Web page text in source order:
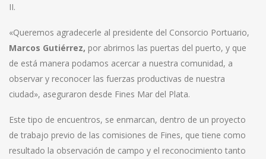
II.
«Queremos agradecerle al presidente del Consorcio Portuario,
Marcos Gutiérrez, por abrirnos las puertas del puerto, y que
de está manera podamos acercar a nuestra comunidad, a
observar y reconocer las fuerzas productivas de nuestra
ciudad», aseguraron desde Fines Mar del Plata.
Este tipo de encuentros, se enmarcan, dentro de un proyecto
de trabajo previo de las comisiones de Fines, que tiene como
resultado la observación de campo y el reconocimiento tanto